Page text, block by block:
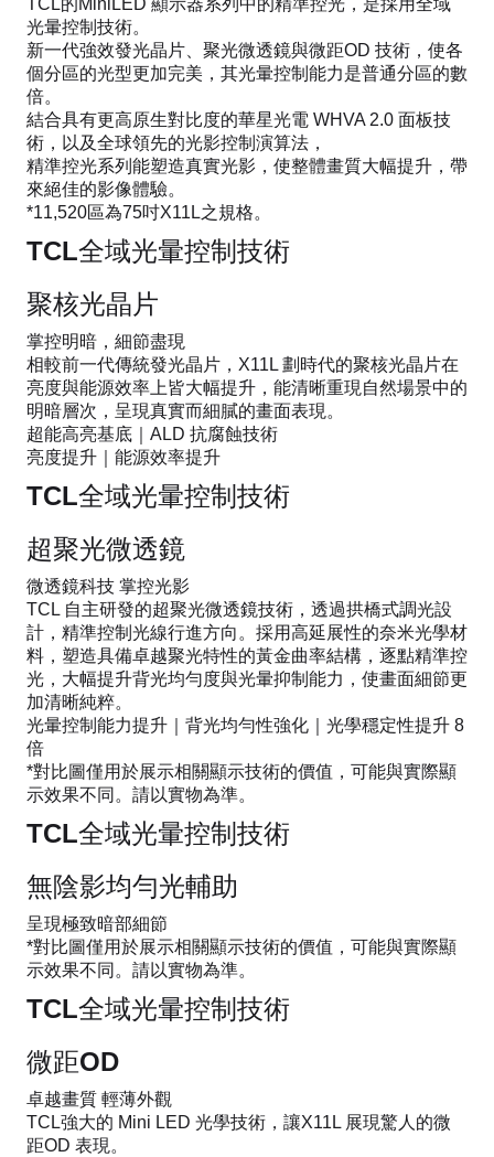
光暈控制技術。
新一代強效發光晶片、聚光微透鏡與微距OD 技術，使各
個分區的光型更加完美，其光暈控制能力是普通分區的數
倍。
結合具有更高原生對比度的華星光電 WHVA 2.0 面板技
術，以及全球領先的光影控制演算法，
精準控光系列能塑造真實光影，使整體畫質大幅提升，帶
來絕佳的影像體驗。
*11,520區為75吋X11L之規格。
TCL全域光暈控制技術
聚核光晶片
掌控明暗，細節盡現
相較前一代傳統發光晶片，X11L 劃時代的聚核光晶片在
亮度與能源效率上皆大幅提升，能清晰重現自然場景中的
明暗層次，呈現真實而細膩的畫面表現。
超能高亮基底｜ALD 抗腐蝕技術
亮度提升｜能源效率提升
TCL全域光暈控制技術
超聚光微透鏡
微透鏡科技 掌控光影
TCL 自主研發的超聚光微透鏡技術，透過拱橋式調光設
計，精準控制光線行進方向。採用高延展性的奈米光學材
料，塑造具備卓越聚光特性的黃金曲率結構，逐點精準控
光，大幅提升背光均勻度與光暈抑制能力，使畫面細節更
加清晰純粹。
光暈控制能力提升｜背光均勻性強化｜光學穩定性提升 8
倍
*對比圖僅用於展示相關顯示技術的價值，可能與實際顯
示效果不同。請以實物為準。
TCL全域光暈控制技術
無陰影均勻光輔助
呈現極致暗部細節
*對比圖僅用於展示相關顯示技術的價值，可能與實際顯
示效果不同。請以實物為準。
TCL全域光暈控制技術
微距OD
卓越畫質 輕薄外觀
TCL強大的 Mini LED 光學技術，讓X11L 展現驚人的微
距OD 表現。